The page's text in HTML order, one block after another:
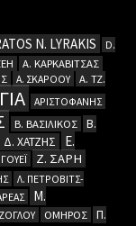
N. LYRAKIS
D.
Α. ΚΑΡΚΑΒΙΤΣΑΣ
Α. ΣΚΑΡΟΟΥ
Α. ΤΖ.
ΑΡΙΣΤΟΦΑΝΗΣ
Β. ΒΑΣΙΛΙΚΟΣ
Β.
Δ. ΧΑΤΖΗΣ
Ε.
Ζ. ΣΑΡΗ
Λ. ΠΕΤΡΟΒΙΤΣ-
Μ.
ΟΜΗΡΟΣ
Π.